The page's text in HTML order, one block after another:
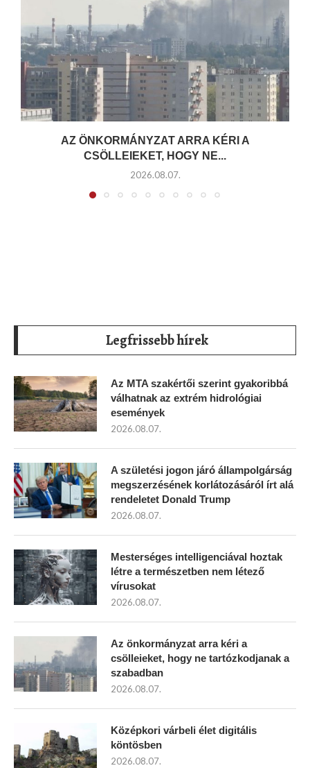
AZ ÖNKORMÁNYZAT ARRA KÉRI A
CSÖLLEIEKET, HOGY NE...
2026.08.07.
Legfrissebb hírek
Az MTA szakértői szerint gyakoribbá
válhatnak az extrém hidrológiai
események
2026.08.07.
A születési jogon járó állampolgárság
megszerzésének korlátozásáról írt alá
rendeletet Donald Trump
2026.08.07.
Mesterséges intelligenciával hoztak
létre a természetben nem létező
vírusokat
2026.08.07.
Az önkormányzat arra kéri a
csölleieket, hogy ne tartózkodjanak a
szabadban
2026.08.07.
Középkori várbeli élet digitális
köntösben
2026.08.07.